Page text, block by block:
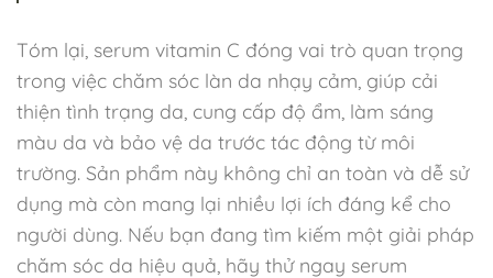
Tóm lại, serum vitamin C đóng vai trò quan trọng
trong việc chăm sóc làn da nhạy cảm, giúp cải
thiện tình trạng da, cung cấp độ ẩm, làm sáng
màu da và bảo vệ da trước tác động từ môi
trường. Sản phẩm này không chỉ an toàn và dễ sử
dụng mà còn mang lại nhiều lợi ích đáng kể cho
người dùng. Nếu bạn đang tìm kiếm một giải pháp
chăm sóc da hiệu quả, hãy thử ngay serum